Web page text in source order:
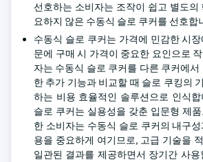
선호하는 소비자는 조작이 쉽고 별도의
요하지 않은 수동식 슬로 쿠커를 선호합
수동식 슬로 쿠커는 가격에 민감한 시
문에 구매 시 가격이 중요한 요인으로
자는 수동식 슬로 쿠커를 다른 쿠커에
한 추가 기능과 비교할 때 슬로 쿠킹의
하는 비용 효율적인 솔루션으로 인식
슬로 쿠커는 실용성을 갖춘 입문형 제
한 소비자는 수동식 슬로 쿠커의 내구
용을 중요하게 여기므로, 고급 기술을
일관된 결과를 제공하면서 장기간 사